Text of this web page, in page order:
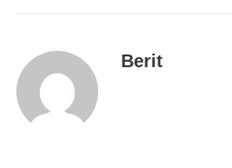
Berit